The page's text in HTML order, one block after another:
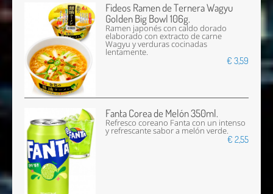
Fideos Ramen de Ternera Wagyu
Golden Big Bowl 106g.
Ramen japonés con caldo dorado
elaborado con extracto de carne
Wagyu y verduras cocinadas
lentamente.
€ 3,59
Fanta Corea de Melón 350ml.
Refresco coreano Fanta con un intenso
y refrescante sabor a melón verde.
€ 2,55